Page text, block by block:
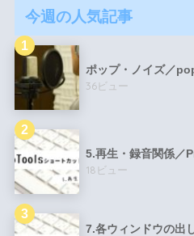
今週の人気記事
ポップ・ノイズ／
36ビュー
5.再生・録音関係／
18ビュー
7.各ウィンドウの出